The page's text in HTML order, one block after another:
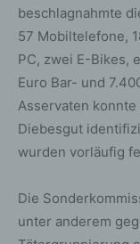
beschlagnahmte
57 Mobiltelefone,
PC, zwei E-Bikes,
Euro Bar- und
Asservaten
Diebesgut
wurden vorläufig
Die
unter anderem